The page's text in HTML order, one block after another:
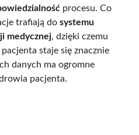
procesu. Co
trafiają do systemu
medycznej, dzięki czemu
staje się znacznie
danych ma ogromne
pacjenta.